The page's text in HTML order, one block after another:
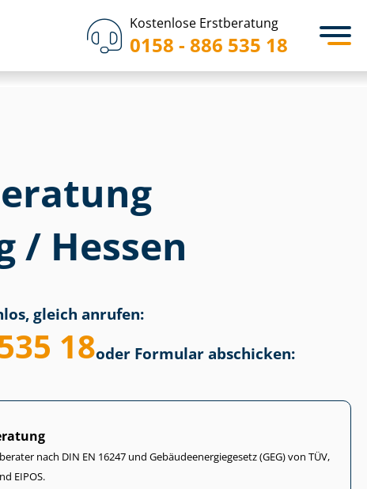
Kostenlose Erstberatung
0158 - 886 535 18
/ Hessen
gleich anrufen:
18oder Formular abschicken:
nach DIN EN 16247 und Ge­bäu­de­en­er­gie­ge­setz (GEG) von TÜV,
EIPOS.